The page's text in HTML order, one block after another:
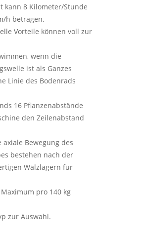
kann 8 Kilometer/Stunde
h betragen.
Vorteile können voll zur
wenn die
ist als Ganzes
Linie des Bodenrads
16 Pflanzenabstände
den Zeilenabstand
Bewegung des
bestehen nach der
Wälzlagern für
pro 140 kg
zur Auswahl.